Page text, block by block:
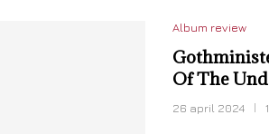
Album review
Of The
26 april 2024